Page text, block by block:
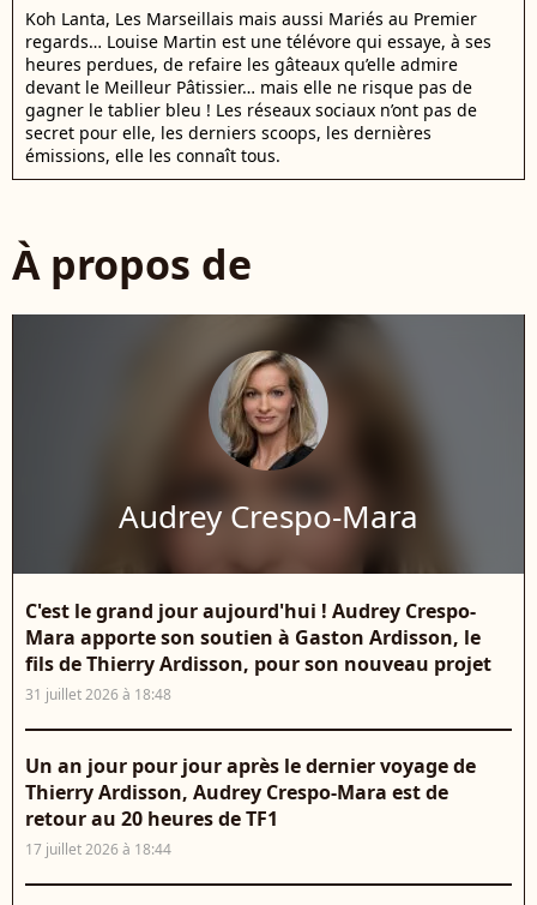
Koh Lanta, Les Marseillais mais aussi Mariés au Premier
regards… Louise Martin est une télévore qui essaye, à ses
heures perdues, de refaire les gâteaux qu’elle admire
devant le Meilleur Pâtissier… mais elle ne risque pas de
gagner le tablier bleu ! Les réseaux sociaux n’ont pas de
secret pour elle, les derniers scoops, les dernières
émissions, elle les connaît tous.
À propos de
Audrey Crespo-Mara
C'est le grand jour aujourd'hui ! Audrey Crespo-
Mara apporte son soutien à Gaston Ardisson, le
fils de Thierry Ardisson, pour son nouveau projet
31 juillet 2026 à 18:48
Un an jour pour jour après le dernier voyage de
Thierry Ardisson, Audrey Crespo-Mara est de
retour au 20 heures de TF1
17 juillet 2026 à 18:44